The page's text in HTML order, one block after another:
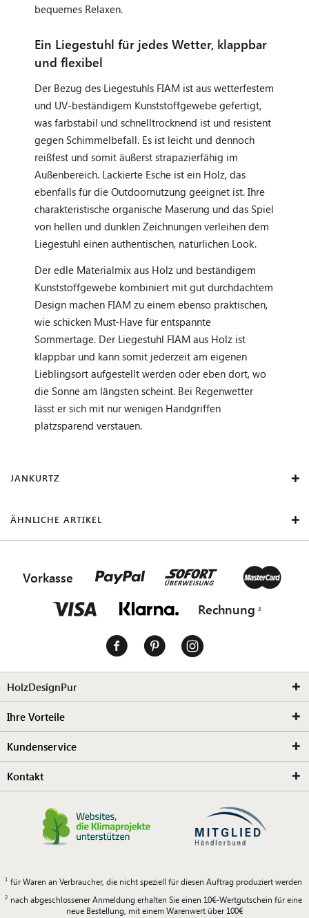
bequemes Relaxen.
Ein Liegestuhl für jedes Wetter, klappbar
und flexibel
Der Bezug des Liegestuhls FIAM ist aus wetterfestem
und UV-beständigem Kunststoffgewebe gefertigt,
was farbstabil und schnelltrocknend ist und resistent
gegen Schimmelbefall. Es ist leicht und dennoch
reißfest und somit äußerst strapazierfähig im
Außenbereich. Lackierte Esche ist ein Holz, das
ebenfalls für die Outdoornutzung geeignet ist. Ihre
charakteristische organische Maserung und das Spiel
von hellen und dunklen Zeichnungen verleihen dem
Liegestuhl einen authentischen, natürlichen Look.
Der edle Materialmix aus Holz und beständigem
Kunststoffgewebe kombiniert mit gut durchdachtem
Design machen FIAM zu einem ebenso praktischen,
wie schicken Must-Have für entspannte
Sommertage. Der Liegestuhl FIAM aus Holz ist
klappbar und kann somit jederzeit am eigenen
Lieblingsort aufgestellt werden oder eben dort, wo
die Sonne am längsten scheint. Bei Regenwetter
lässt er sich mit nur wenigen Handgriffen
platzsparend verstauen.
JANKURTZ
ÄHNLICHE ARTIKEL
Vorkasse
Rechnung
HolzDesignPur
Ihre Vorteile
Kundenservice
Kontakt
für Waren an Verbraucher, die nicht speziell für diesen Auftrag produziert werden
nach abgeschlossener Anmeldung erhalten Sie einen 10€-Wertgutschein für eine
neue Bestellung, mit einem Warenwert über 100€